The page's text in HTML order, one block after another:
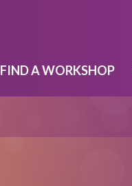
FIND A WORKSHOP